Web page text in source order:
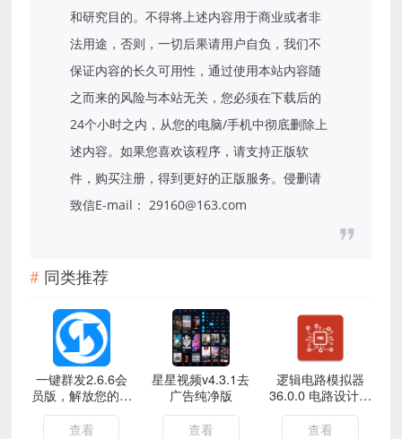
和研究目的。不得将上述内容用于商业或者非
法用途，否则，一切后果请用户自负，我们不
保证内容的长久可用性，通过使用本站内容随
之而来的风险与本站无关，您必须在下载后的
24个小时之内，从您的电脑/手机中彻底删除上
述内容。如果您喜欢该程序，请支持正版软
件，购买注册，得到更好的正版服务。侵删请
致信E-mail： 29160@163.com
同类推荐
一键群发2.6.6会
员版，解放您的双
手
查看
星星视频v4.3.1去
广告纯净版
查看
逻辑电路模拟器
36.0.0 电路设计神
器 专业版
查看